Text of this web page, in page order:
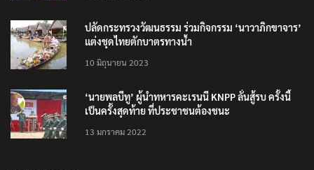
ปลัดกระทรวงวัฒนธรรม ร่วมกิจกรรม ‘นาวาภิกขาจาร’
แต่งชุดไทยตักบาตรทางน้ำ
10 มิถุนายน 2023
‘นายพลบีทู’ ผู้นำทหารคะเรนนี KNPP ลั่นสู้รบ ครั้งนี้
เป็นครั้งสุดท้าย ที่ประชาชนต้องชนะ
13 มกราคม 2022